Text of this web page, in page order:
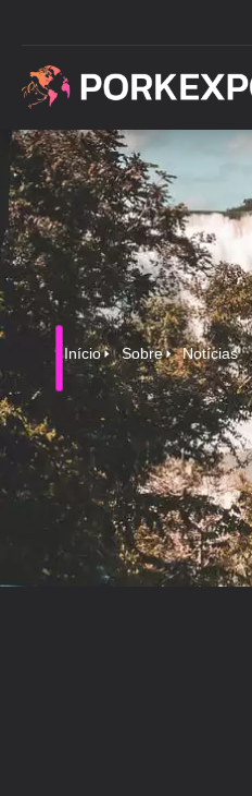
Início Sobre Notícias